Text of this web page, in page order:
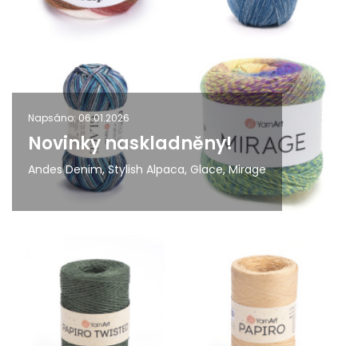
Napsáno: 06.01.2026
Novinky naskladněny!
Andes Denim, Stylish Alpaca, Glace, Mirage